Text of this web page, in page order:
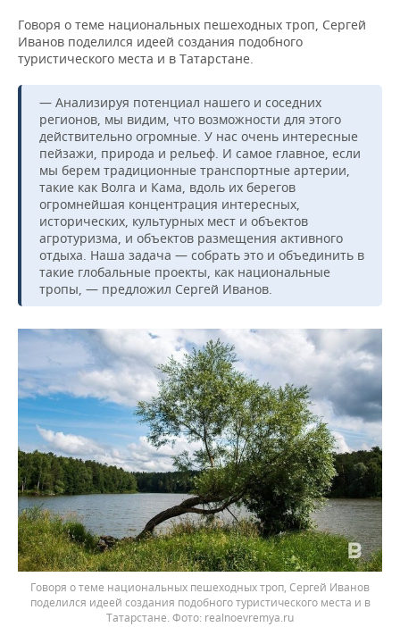
Говоря о теме национальных пешеходных троп, Сергей
Иванов поделился идеей создания подобного
туристического места и в Татарстане.
— Анализируя потенциал нашего и соседних
регионов, мы видим, что возможности для этого
действительно огромные. У нас очень интересные
пейзажи, природа и рельеф. И самое главное, если
мы берем традиционные транспортные артерии,
такие как Волга и Кама, вдоль их берегов
огромнейшая концентрация интересных,
исторических, культурных мест и объектов
агротуризма, и объектов размещения активного
отдыха. Наша задача — собрать это и объединить в
такие глобальные проекты, как национальные
тропы, — предложил Сергей Иванов.
Говоря о теме национальных пешеходных троп, Сергей Иванов
поделился идеей создания подобного туристического места и в
Татарстане.
realnoevremya.ru